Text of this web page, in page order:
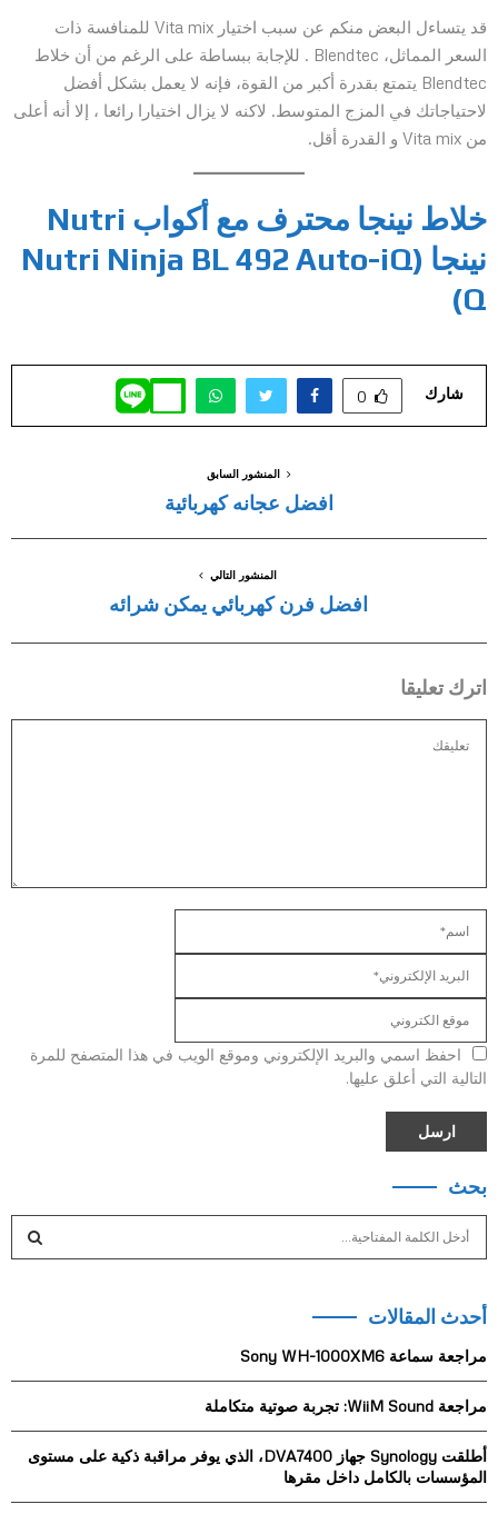
قد يتساءل البعض منكم عن سبب اختيار Vita mix للمنافسة ذات
السعر المماثل، Blendtec . للإجابة ببساطة على الرغم من أن خلاط
Blendtec يتمتع بقدرة أكبر من القوة، فإنه لا يعمل بشكل أفضل
لاحتياجاتك في المزج المتوسط. لاكنه لا يزال اختيارا رائعا ، إلا أنه أعلى
من Vita mix و القدرة أقل.
خلاط نينجا محترف مع أكواب Nutri
نينجا (Nutri Ninja BL 492 Auto-iQ
Q)
شارك 0
المنشور السابق
افضل عجانه كهربائية
المنشور التالي
افضل فرن كهربائي يمكن شرائه
اترك تعليقا
احفظ اسمي والبريد الإلكتروني وموقع الويب في هذا المتصفح للمرة
التالية التي أعلق عليها.
بحث
c
f
r
:
C
H
أحدث المقالات
مراجعة سماعة Sony WH-1000XM6
مراجعة WiiM Sound: تجربة صوتية متكاملة
أطلقت Synology جهاز DVA7400، الذي يوفر مراقبة ذكية على مستوى
المؤسسات بالكامل داخل مقرها